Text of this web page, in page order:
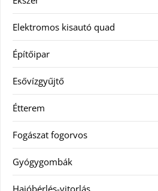
Elektromos kisautó quad
Építőipar
Esővízgyűjtő
Étterem
Fogászat fogorvos
Gyógygombák
Hajóbérlés-vitorlás